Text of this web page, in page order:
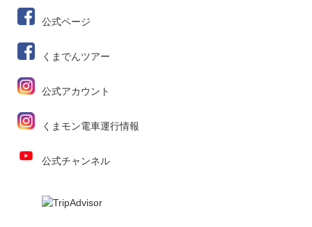
公式ページ
くまでんツアー
公式アカウント
くまモン電車運行情報
公式チャンネル